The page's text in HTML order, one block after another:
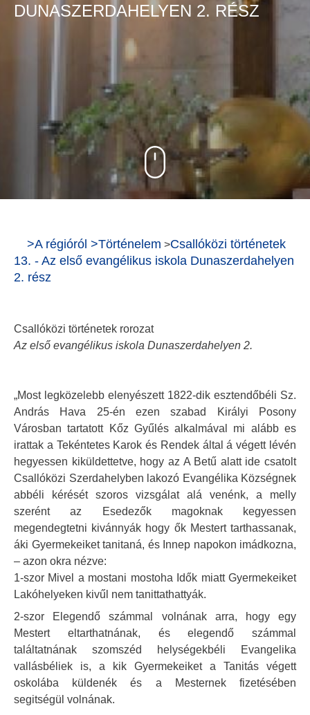
DUNASZERDAHELYEN 2. RÉSZ
>A régióról >Történelem >Csallóközi történetek
13. - Az első evangélikus iskola Dunaszerdahelyen
2. rész
Csallóközi történetek rorozat
Az első evangélikus iskola Dunaszerdahelyen 2.
„Most legközelebb elenyészett 1822-dik esztendőbéli Sz.
András Hava 25-én ezen szabad Királyi Posony
Városban tartatott Kőz Gyűlés alkalmával mi alább es
irattak a Tekéntetes Karok és Rendek által á végett lévén
hegyessen kiküldettetve, hogy az A Betű alatt ide csatolt
Csallóközi Szerdahelyben lakozó Evangélika Községnek
abbéli kérését szoros vizsgálat alá venénk, a melly
szerént az Esedezők magoknak kegyessen
megendegtetni kivánnyák hogy ők Mestert tarthassanak,
áki Gyermekeiket tanitaná, és Innep napokon imádkozna,
– azon okra nézve:
1-szor Mivel a mostani mostoha Idők miatt Gyermekeiket
Lakóhelyeken kivűl nem tanittathattyák.
2-szor Elegendő számmal volnának arra, hogy egy
Mestert eltarthatnának, és elegendő számmal
találtatnának szomszéd helységekbéli Evangelika
vallásbéliek is, a kik Gyermekeiket a Tanitás végett
oskolába küldenék és a Mesternek fizetésében
segitségül volnának.